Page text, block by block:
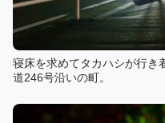
寝床を求めてタカハシが行き
道246号沿いの町。